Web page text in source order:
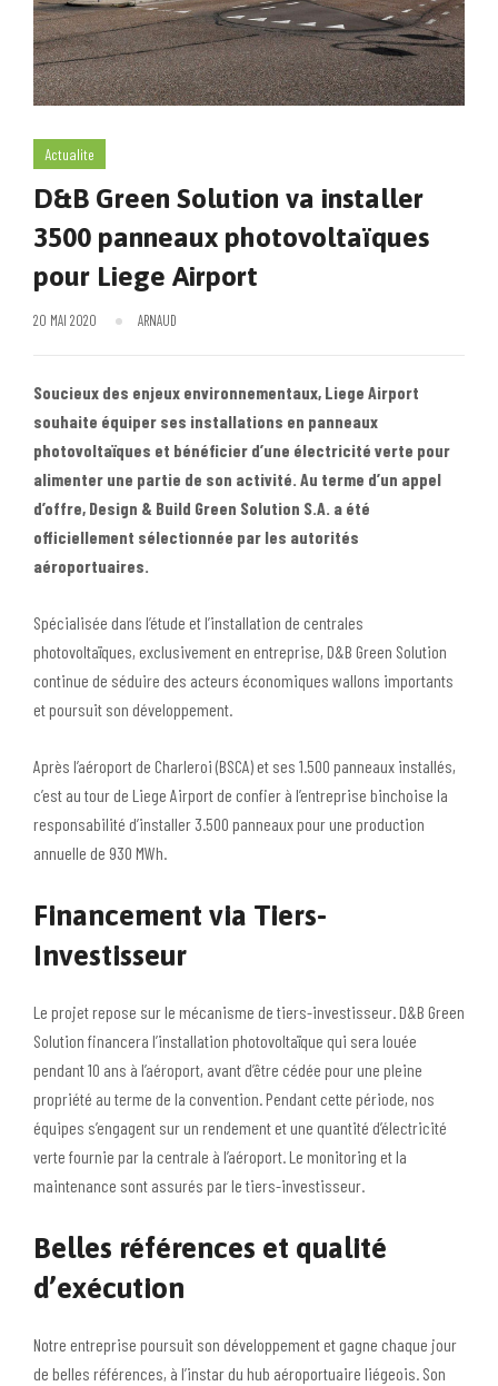
Actualite
D&B Green Solution va installer
3500 panneaux photovoltaïques
pour Liege Airport
20 MAI 2020 ARNAUD
Soucieux des enjeux environnementaux, Liege Airport
souhaite équiper ses installations en panneaux
photovoltaïques et bénéficier d’une électricité verte pour
alimenter une partie de son activité. Au terme d’un appel
d’offre, Design & Build Green Solution S.A. a été
officiellement sélectionnée par les autorités
aéroportuaires.
Spécialisée dans l’étude et l’installation de centrales
photovoltaïques, exclusivement en entreprise, D&B Green Solution
continue de séduire des acteurs économiques wallons importants
et poursuit son développement.
Après l’aéroport de Charleroi (BSCA) et ses 1.500 panneaux installés,
c’est au tour de Liege Airport de confier à l’entreprise binchoise la
responsabilité d’installer 3.500 panneaux pour une production
annuelle de 930 MWh.
Financement via Tiers-
Investisseur
Le projet repose sur le mécanisme de tiers-investisseur. D&B Green
Solution financera l’installation photovoltaïque qui sera louée
pendant 10 ans à l’aéroport, avant d’être cédée pour une pleine
propriété au terme de la convention. Pendant cette période, nos
équipes s’engagent sur un rendement et une quantité d’électricité
verte fournie par la centrale à l’aéroport. Le monitoring et la
maintenance sont assurés par le tiers-investisseur.
Belles références et qualité
d’exécution
Notre entreprise poursuit son développement et gagne chaque jour
de belles références, à l’instar du hub aéroportuaire liégeois. Son